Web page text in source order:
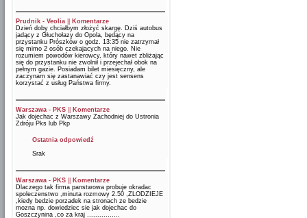
Prudnik - Veolia
Komentarze
Dzień doby chciałbym złożyć skargę. Dziś autobus
jadący z Głuchołazy do Opola, będący na
przystanku Prószków o godz. 13:35 nie zatrzymał
się mimo 2 osób czekajacych na niego. Nie
rozumiem powodów kierowcy, który nawet zbliżając
się do przystanku nie zwolnił i przejechał obok na
pełnym gazie. Posiadam bilet miesięczny, ale
zaczynam się zastanawiać czy jest sensens
korzystać z usług Państwa firmy.
Warszawa - PKS
Komentarze
Jak dojechac z Warszawy Zachodniej do Ustronia
Zdróju Pks lub Pkp
Ostatnia odpowiedź
Srak
Warszawa - PKS
Komentarze
Dlaczego tak firma panstwowa probuje okradac
spoleczenstwo ,minuta rozmowy 2.50 ,ZLODZIEJE
,kiedy bedzie porzadek na stronach ze bedzie
mozna np. dowiedziec sie jak dojechac do
Goszczynina ,co za kraj ................